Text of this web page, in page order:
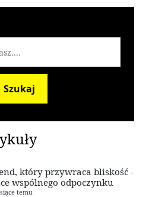
Szukaj
który przywraca bliskość -
wspólnego odpoczynku
temu